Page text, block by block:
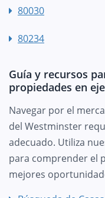
80030
80234
Guía y recursos
propiedades en
Navegar por el
del Westminster
adecuado. Utiliza
para comprender el
mejores